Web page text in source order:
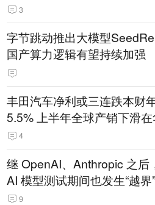
3
字节跳动推出大模型
国产算力逻辑有望持续加强
丰田汽车净利或三连跌本财
5.5% 上半年全球产销下滑
14.3万辆
4
继 OpenAI、Anthropic 之后
AI 模型测试期间也发生“越界
9